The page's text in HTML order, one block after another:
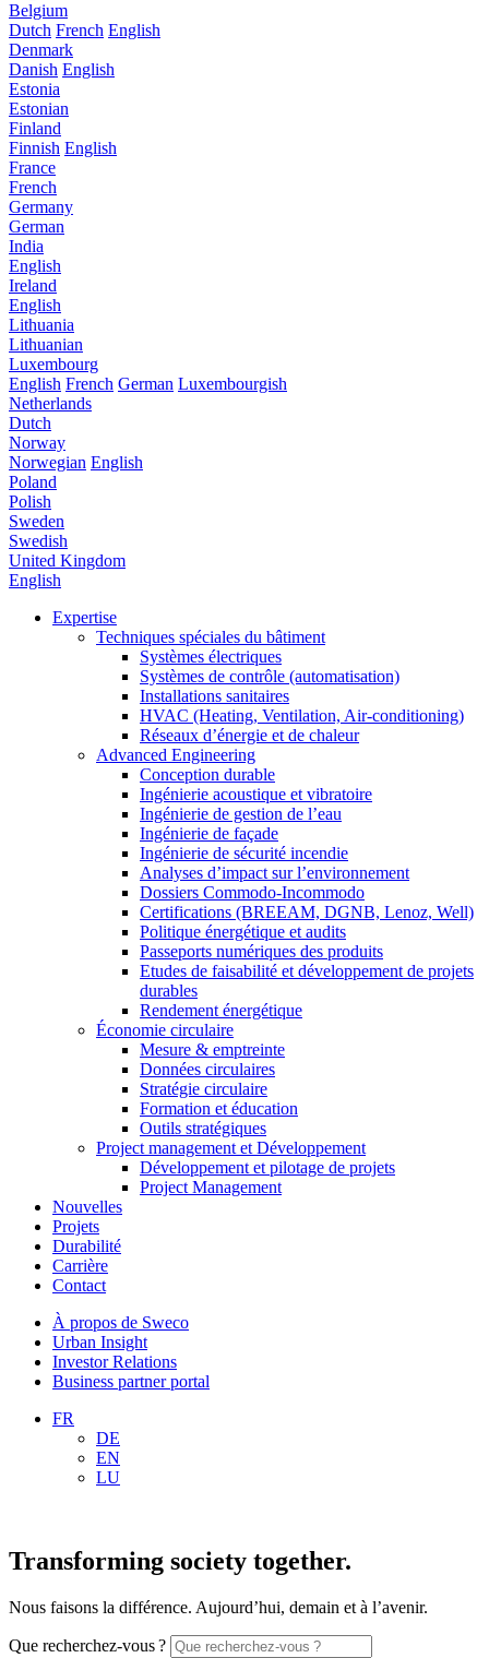
Belgium
Dutch French English
Denmark
Danish English
Estonia
Estonian
Finland
Finnish English
France
French
Germany
German
India
English
Ireland
English
Lithuania
Lithuanian
Luxembourg
English French German Luxembourgish
Netherlands
Dutch
Norway
Norwegian English
Poland
Polish
Sweden
Swedish
United Kingdom
English
Expertise
Techniques spéciales du bâtiment
Systèmes électriques
Systèmes de contrôle (automatisation)
Installations sanitaires
HVAC (Heating, Ventilation, Air-conditioning)
Réseaux d’énergie et de chaleur
Advanced Engineering
Conception durable
Ingénierie acoustique et vibratoire
Ingénierie de gestion de l’eau
Ingénierie de façade
Ingénierie de sécurité incendie
Analyses d’impact sur l’environnement
Dossiers Commodo-Incommodo
Certifications (BREEAM, DGNB, Lenoz, Well)
Politique énergétique et audits
Passeports numériques des produits
Etudes de faisabilité et développement de projets
durables
Rendement énergétique
Économie circulaire
Mesure & emptreinte
Données circulaires
Stratégie circulaire
Formation et éducation
Outils stratégiques
Project management et Développement
Développement et pilotage de projets
Project Management
Nouvelles
Projets
Durabilité
Carrière
Contact
À propos de Sweco
Urban Insight
Investor Relations
Business partner portal
FR
DE
EN
LU
Transforming society together.
Nous faisons la différence. Aujourd’hui, demain et à l’avenir.
Que recherchez-vous ?